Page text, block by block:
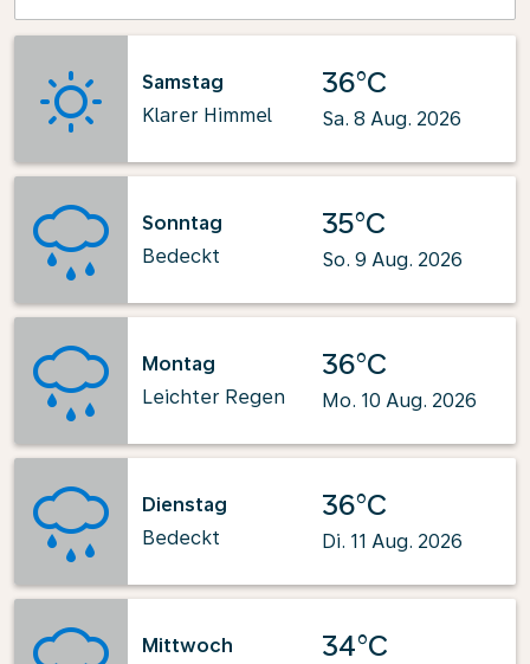
Samstag
Klarer Himmel
36°C
Sa. 8 Aug. 2026
Sonntag
Bedeckt
35°C
So. 9 Aug. 2026
Montag
Leichter Regen
36°C
Mo. 10 Aug. 2026
Dienstag
Bedeckt
36°C
Di. 11 Aug. 2026
Mittwoch
34°C